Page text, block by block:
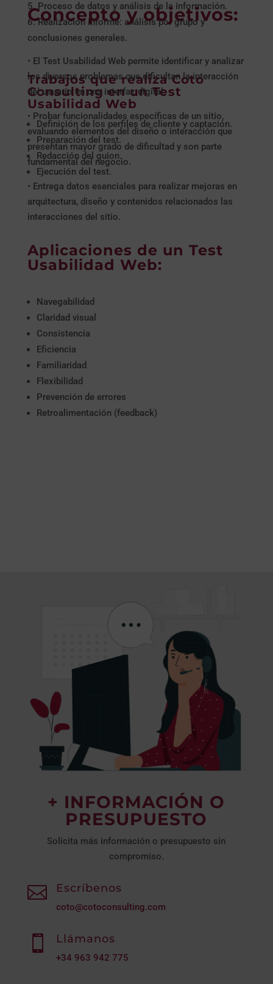
Proceso de datos y análisis de la información.
Realización informe: análisis por grupo y
conclusiones generales.
Trabajos que realiza Coto
Consulting en un Test
Usabilidad Web
Definición de los perfiles de cliente y captación.
Preparación del test.
Redacción del guion.
Ejecución del test.
Concepto y objetivos:
• El Test Usabilidad Web permite identificar y analizar
los diversos problemas que dificultan la interacción
del usuario en una interfaz digital.
• Probar funcionalidades específicas de un sitio,
evaluando elementos del diseño o interacción que
presentan mayor grado de dificultad y son parte
fundamental del negocio.
• Entrega datos esenciales para realizar mejoras en
arquitectura, diseño y contenidos relacionados las
interacciones del sitio.
Aplicaciones de un Test
Usabilidad Web:
Navegabilidad
Claridad visual
Consistencia
Eficiencia
Familiaridad
Flexibilidad
Prevención de errores
Retroalimentación (feedback)
+ INFORMACIÓN O
PRESUPUESTO
Solicita más información o presupuesto sin
compromiso.
 Escríbenos
coto@cotoconsulting.com
 Llámanos
+34 963 942 775